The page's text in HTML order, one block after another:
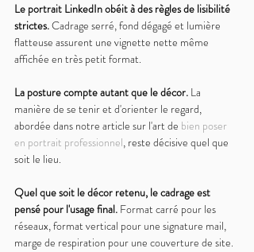
Le portrait LinkedIn obéit à des règles de lisibilité
strictes. Cadrage serré, fond dégagé et lumière
flatteuse assurent une vignette nette même
affichée en très petit format.
La posture compte autant que le décor. La
manière de se tenir et d'orienter le regard,
abordée dans notre article sur l'art de bien poser
en portrait professionnel, reste décisive quel que
soit le lieu.
Quel que soit le décor retenu, le cadrage est
pensé pour l'usage final. Format carré pour les
réseaux, format vertical pour une signature mail,
marge de respiration pour une couverture de site.